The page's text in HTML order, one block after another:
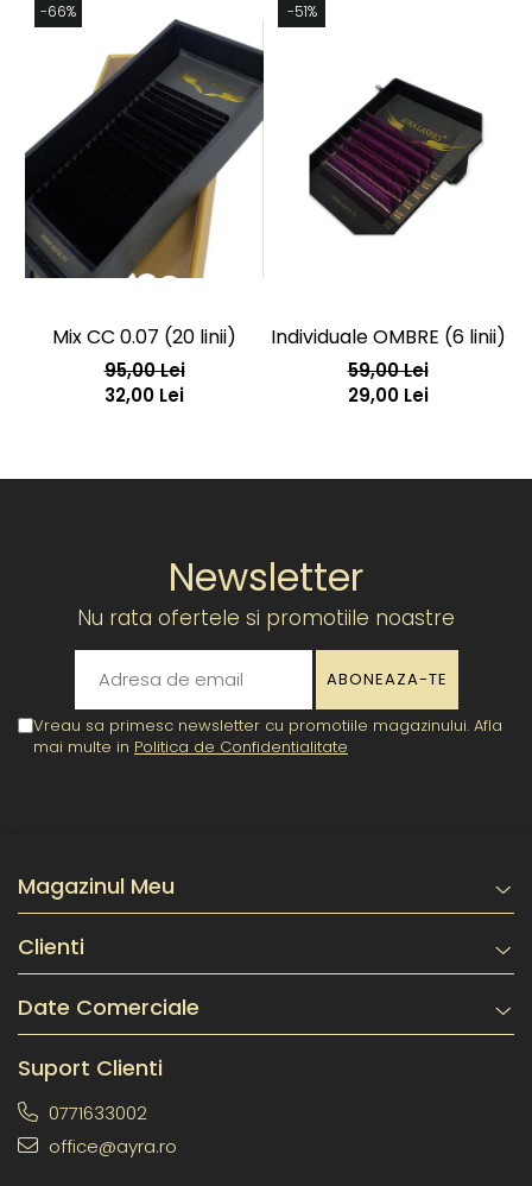
-66%
Mix CC 0.07 (20 linii)
95,00 Lei
32,00 Lei
-51%
Individuale OMBRE (6 linii)
59,00 Lei
29,00 Lei
Newsletter
Nu rata ofertele si promotiile noastre
Vreau sa primesc newsletter cu promotiile magazinului. Afla
mai multe in Politica de Confidentialitate
Magazinul Meu
Clienti
Date Comerciale
Suport Clienti
0771633002
office@ayra.ro